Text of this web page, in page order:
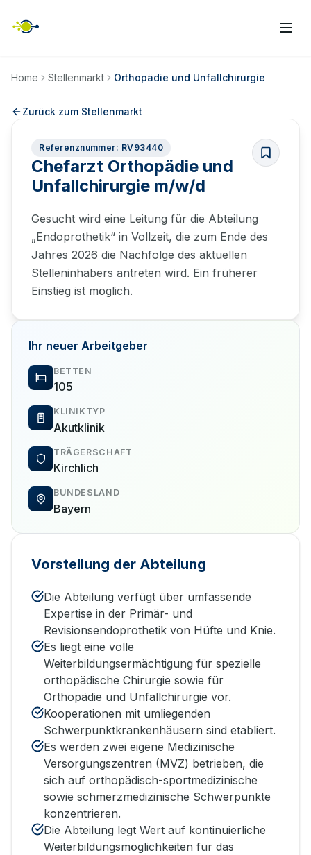
Home Stellenmarkt Orthopädie und Unfallchirurgie
Zurück zum Stellenmarkt
Referenznummer: RV93440
Chefarzt Orthopädie und
Unfallchirurgie m/w/d
Gesucht wird eine Leitung für die Abteilung
„Endoprothetik“ in Vollzeit, die zum Ende des
Jahres 2026 die Nachfolge des aktuellen
Stelleninhabers antreten wird. Ein früherer
Einstieg ist möglich.
Ihr neuer Arbeitgeber
BETTEN
105
KLINIKTYP
Akutklinik
TRÄGERSCHAFT
Kirchlich
BUNDESLAND
Bayern
Vorstellung der Abteilung
Die Abteilung verfügt über umfassende
Expertise in der Primär- und
Revisionsendoprothetik von Hüfte und Knie.
Es liegt eine volle
Weiterbildungsermächtigung für spezielle
orthopädische Chirurgie sowie für
Orthopädie und Unfallchirurgie vor.
Kooperationen mit umliegenden
Schwerpunktkrankenhäusern sind etabliert.
Es werden zwei eigene Medizinische
Versorgungszentren (MVZ) betrieben, die
sich auf orthopädisch-sportmedizinische
sowie schmerzmedizinische Schwerpunkte
konzentrieren.
Die Abteilung legt Wert auf kontinuierliche
Weiterbildungsmöglichkeiten für das